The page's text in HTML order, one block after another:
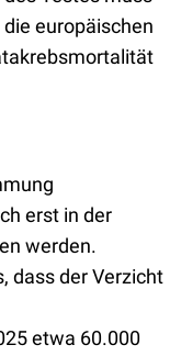
europäischen
erst in der
werden.
dass der Verzicht
etwa 60.000